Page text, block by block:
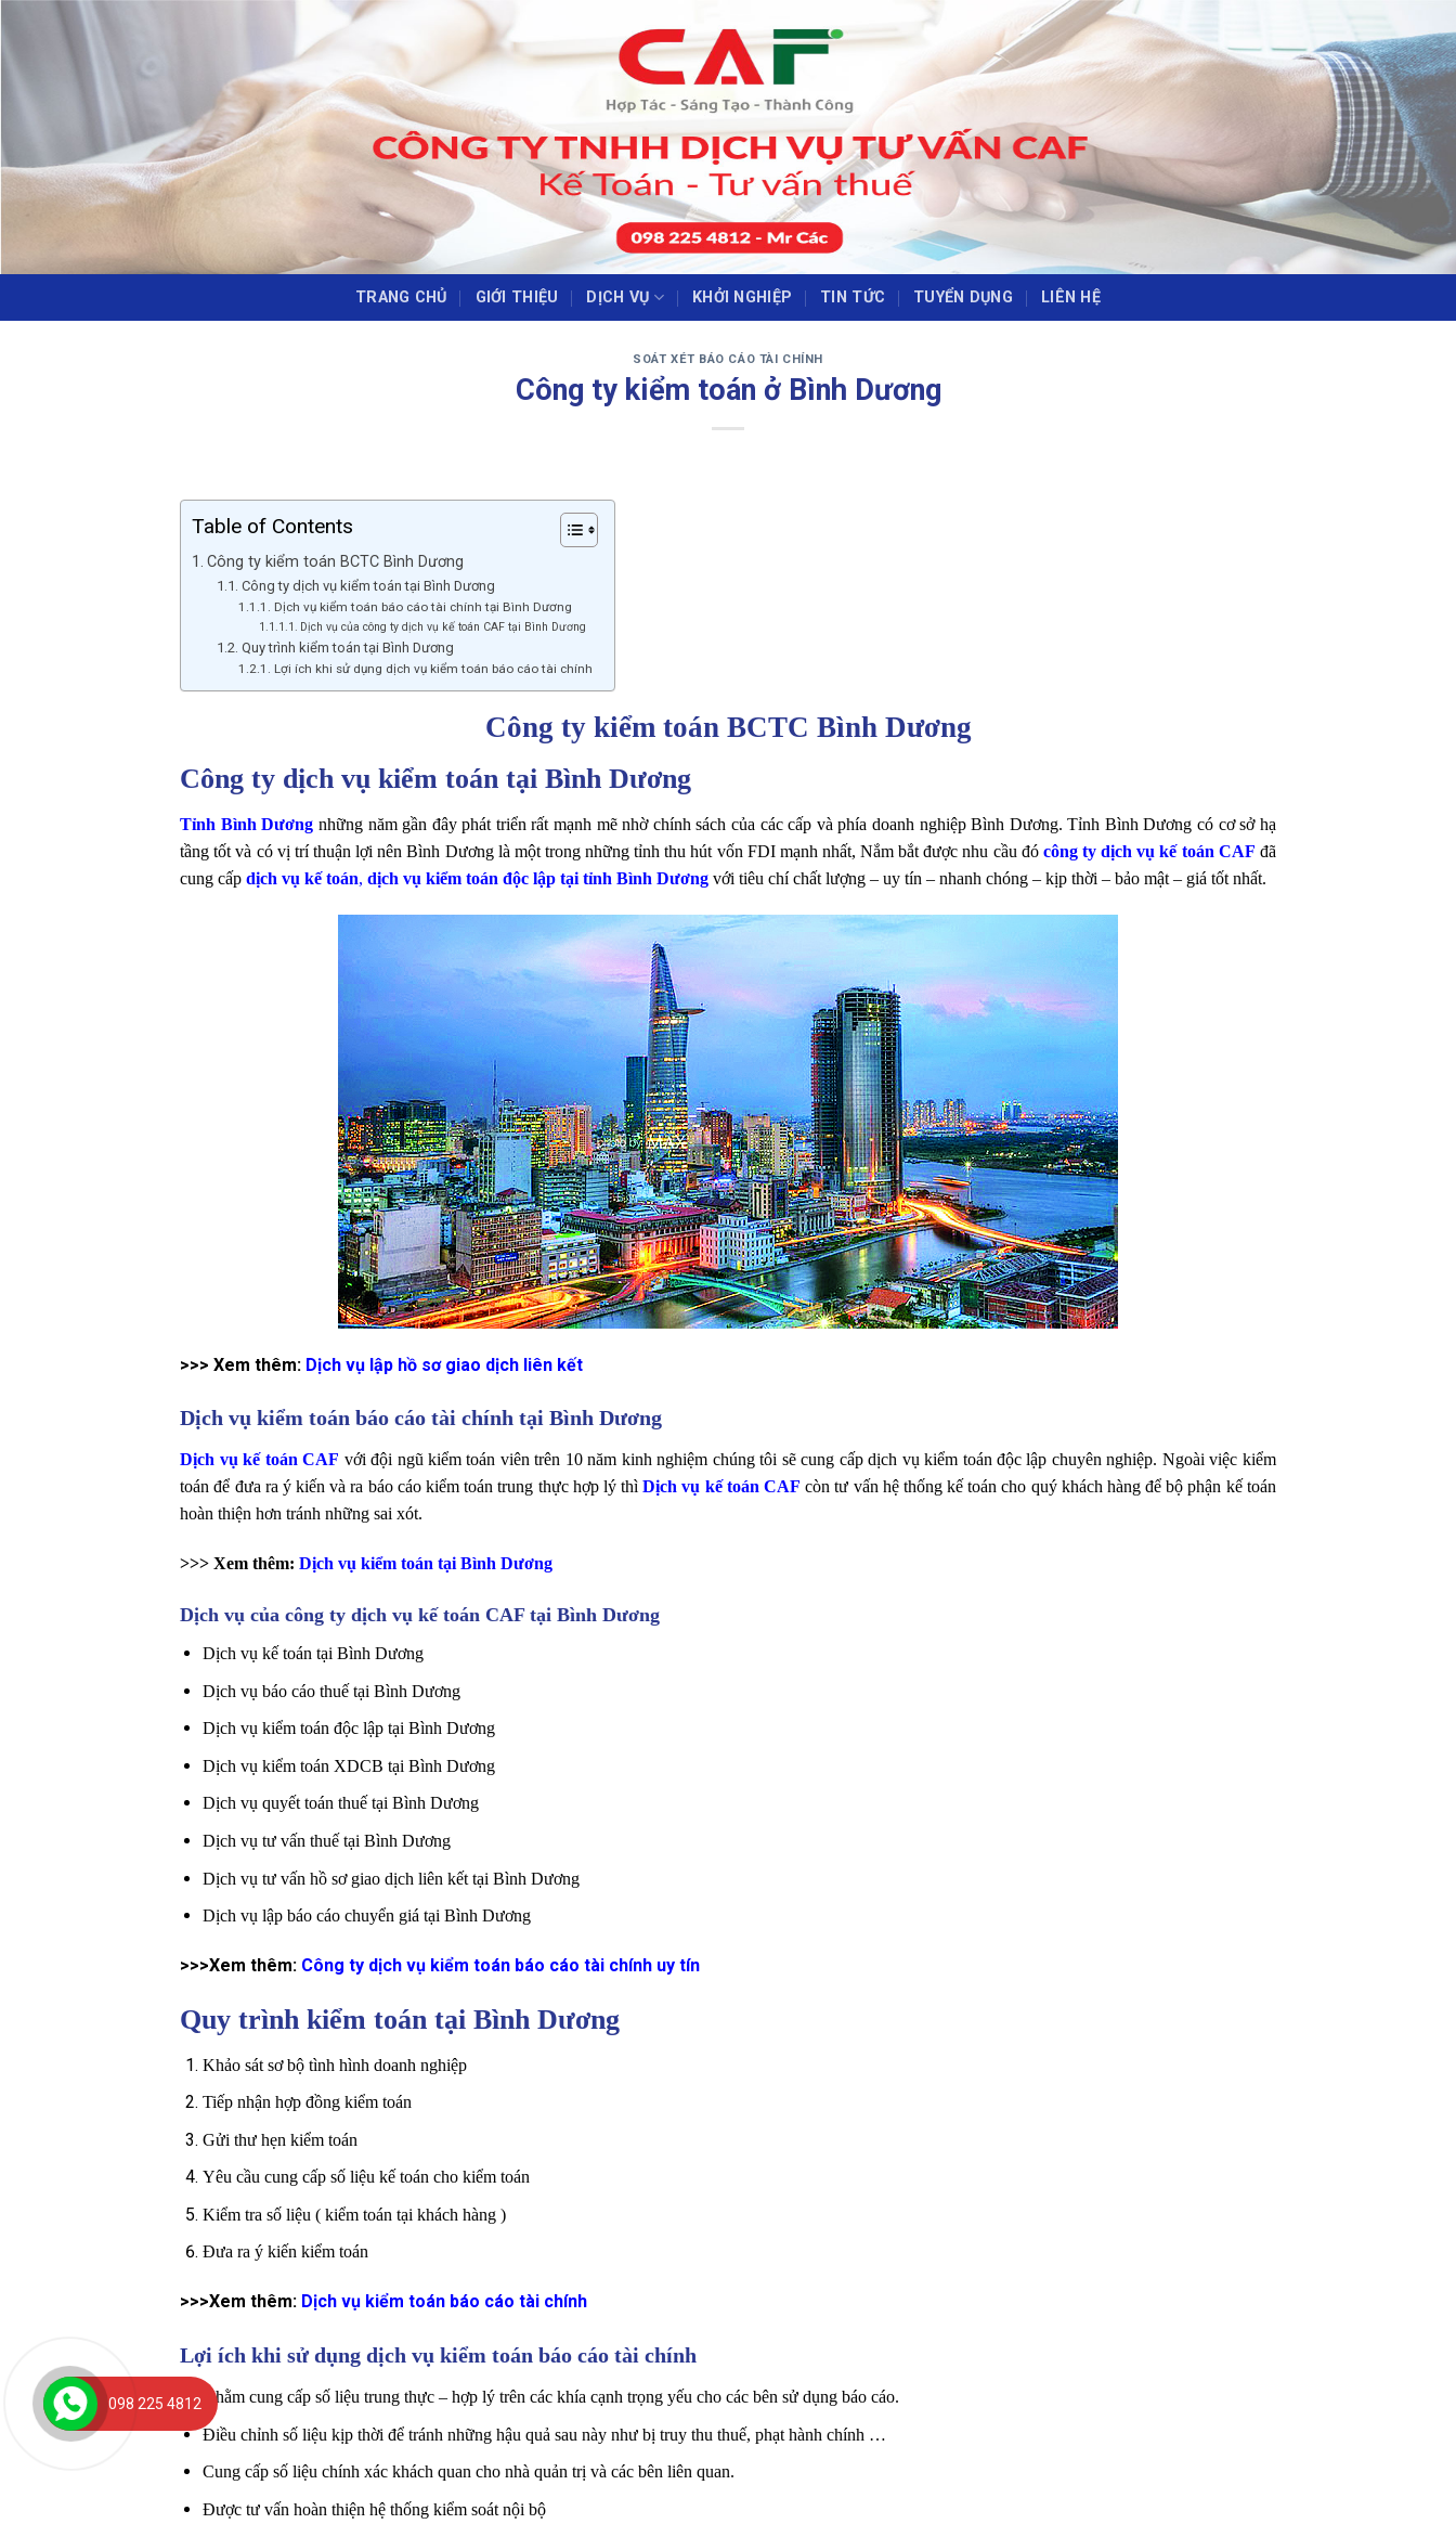
‹ ›
-
TRANG CHỦ GIỚI THIỆU DỊCH VỤ KHỞI NGHIỆP TIN TỨC TUYỂN DỤNG LIÊN HỆ
SOÁT XÉT BÁO CÁO TÀI CHÍNH
Công ty kiểm toán ở Bình Dương
Table of Contents
Công ty kiểm toán BCTC Bình Dương
Công ty dịch vụ kiểm toán tại Bình Dương
Dịch vụ kiểm toán báo cáo tài chính tại Bình Dương
Dịch vụ của công ty dịch vụ kế toán CAF tại Bình Dương
Quy trình kiểm toán tại Bình Dương
Lợi ích khi sử dụng dịch vụ kiểm toán báo cáo tài chính
Công ty kiểm toán BCTC Bình Dương
Công ty dịch vụ kiểm toán tại Bình Dương
Tỉnh Bình Dương những năm gần đây phát triển rất mạnh mẽ nhờ chính sách của các cấp và phía doanh nghiệp Bình Dương. Tỉnh Bình Dương có cơ sở hạ
tầng tốt và có vị trí thuận lợi nên Bình Dương là một trong những tỉnh thu hút vốn FDI mạnh nhất, Nắm bắt được nhu cầu đó công ty dịch vụ kế toán CAF đã
cung cấpdịch vụ kế toán,dịch vụ kiểm toán độc lập tại tỉnh Bình Dương với tiêu chí chất lượng – uy tín – nhanh chóng – kịp thời – bảo mật – giá tốt nhất.
>>> Xem thêm: Dịch vụ lập hồ sơ giao dịch liên kết
Dịch vụ kiểm toán báo cáo tài chính tại Bình Dương
Dịch vụ kế toán CAF với đội ngũ kiểm toán viên trên 10 năm kinh nghiệm chúng tôi sẽ cung cấp dịch vụ kiểm toán độc lập chuyên nghiệp. Ngoài việc kiểm
toán để đưa ra ý kiến và ra báo cáo kiểm toán trung thực hợp lý thìDịch vụ kế toán CAF còn tư vấn hệ thống kế toán cho quý khách hàng để bộ phận kế toán
hoàn thiện hơn tránh những sai xót.
>>> Xem thêm: Dịch vụ kiểm toán tại Bình Dương
Dịch vụ của công ty dịch vụ kế toán CAF tại Bình Dương
Dịch vụ kế toán tại Bình Dương
Dịch vụ báo cáo thuế tại Bình Dương
Dịch vụ kiểm toán độc lập tại Bình Dương
Dịch vụ kiểm toán XDCB tại Bình Dương
Dịch vụ quyết toán thuế tại Bình Dương
Dịch vụ tư vấn thuế tại Bình Dương
Dịch vụ tư vấn hồ sơ giao dịch liên kết tại Bình Dương
Dịch vụ lập báo cáo chuyển giá tại Bình Dương
>>>Xem thêm: Công ty dịch vụ kiểm toán báo cáo tài chính uy tín
Quy trình kiểm toán tại Bình Dương
Khảo sát sơ bộ tình hình doanh nghiệp
Tiếp nhận hợp đồng kiểm toán
Gửi thư hẹn kiểm toán
Yêu cầu cung cấp số liệu kế toán cho kiểm toán
Kiểm tra số liệu ( kiểm toán tại khách hàng )
Đưa ra ý kiến kiểm toán
>>>Xem thêm: Dịch vụ kiểm toán báo cáo tài chính
Lợi ích khi sử dụng dịch vụ kiểm toán báo cáo tài chính
Nhằm cung cấp số liệu trung thực – hợp lý trên các khía cạnh trọng yếu cho các bên sử dụng báo cáo.
Điều chỉnh số liệu kịp thời để tránh những hậu quả sau này như bị truy thu thuế, phạt hành chính …
Cung cấp số liệu chính xác khách quan cho nhà quản trị và các bên liên quan.
Được tư vấn hoàn thiện hệ thống kiểm soát nội bộ
098 225 4812